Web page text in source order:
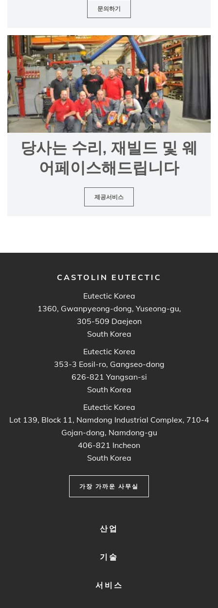
문의하기
당사는 수리, 재빌드 및 웨
어페이스해드립니다
제공서비스
CASTOLIN EUTECTIC
Eutectic Korea
1360, Gwanpyeong-dong, Yuseong-gu,
305-509 Daejeon
South Korea
Eutectic Korea
353-3 Eosil-ro, Gangseo-dong
626-821 Yangsan-si
South Korea
Eutectic Korea
Lot 139, Block 11, Namdong Industrial Complex, 710-4
Gojan-dong, Namdong-gu
406-821 Incheon
South Korea
가장 가까운 사무실
산업
기술
서비스